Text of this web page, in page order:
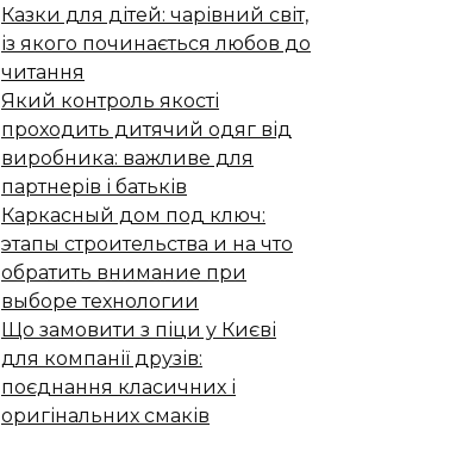
Казки для дітей: чарівний світ,
із якого починається любов до
читання
Який контроль якості
проходить дитячий одяг від
виробника: важливе для
партнерів і батьків
Каркасный дом под ключ:
этапы строительства и на что
обратить внимание при
выборе технологии
Що замовити з піци у Києві
для компанії друзів:
поєднання класичних і
оригінальних смаків